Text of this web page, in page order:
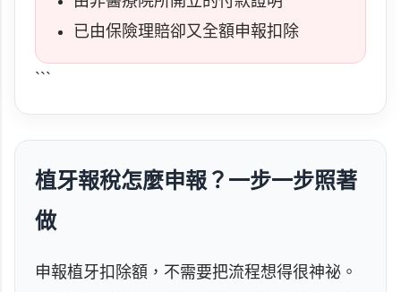
已由保險理賠卻又全額申報扣除
```
植牙報稅怎麼申報？一步一步照著
做
申報植牙扣除額，不需要把流程想得很神祕。